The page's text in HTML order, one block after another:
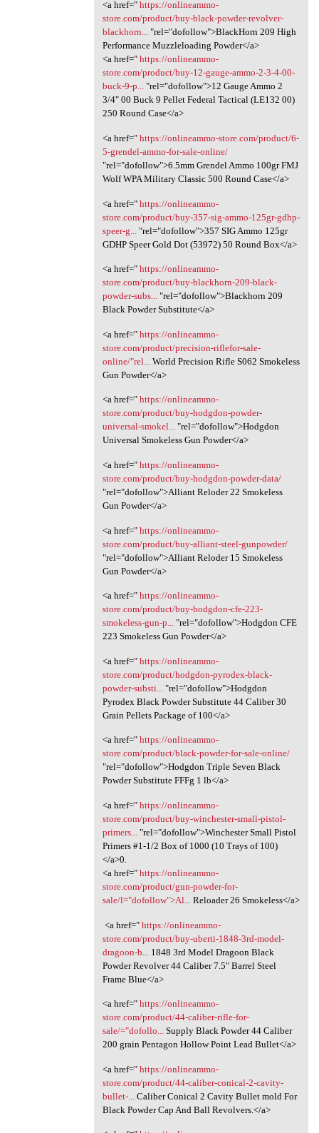
<a href=" https://onlineammo-
store.com/product/buy-black-powder-revolver-
blackhorn..."rel="dofollow">BlackHorn 209 High
Performance Muzzleloading Powder</a>
<a href=" https://onlineammo-
store.com/product/buy-12-gauge-ammo-2-3-4-00-
buck-9-p..."rel="dofollow">12 Gauge Ammo 2
3/4" 00 Buck 9 Pellet Federal Tactical (LE132 00)
250 Round Case</a>
<a href=" https://onlineammo-store.com/product/6-
5-grendel-ammo-for-sale-online/
"rel="dofollow">6.5mm Grendel Ammo 100gr FMJ
Wolf WPA Military Classic 500 Round Case</a>
<a href=" https://onlineammo-
store.com/product/buy-357-sig-ammo-125gr-gdhp-
speer-g...
"rel="dofollow">357 SIG Ammo 125gr
GDHP Speer Gold Dot (53972) 50 Round Box</a>
<a href=" https://onlineammo-
store.com/product/buy-blackhorn-209-black-
powder-subs..."rel="dofollow">Blackhorn 209
Black Powder Substitute</a>
<a href=" https://onlineammo-
store.com/product/precision-riflefor-sale-
online/"rel...
World Precision Rifle S062 Smokeless
Gun Powder</a>
<a href=" https://onlineammo-
store.com/product/buy-hodgdon-powder-
universal-smokel..."rel="dofollow">Hodgdon
Universal Smokeless Gun Powder</a>
<a href=" https://onlineammo-
store.com/product/buy-hodgdon-powder-data/
"rel="dofollow">Alliant Reloder 22 Smokeless
Gun Powder</a>
<a href=" https://onlineammo-
store.com/product/buy-alliant-steel-gunpowder/
"rel="dofollow">Alliant Reloder 15 Smokeless
Gun Powder</a>
<a href=" https://onlineammo-
store.com/product/buy-hodgdon-cfe-223-
smokeless-gun-p..."rel="dofollow">Hodgdon CFE
223 Smokeless Gun Powder</a>
<a href=" https://onlineammo-
store.com/product/hodgdon-pyrodex-black-
powder-substi...
"rel="dofollow">Hodgdon
Pyrodex Black Powder Substitute 44 Caliber 30
Grain Pellets Package of 100</a>
<a href=" https://onlineammo-
store.com/product/black-powder-for-sale-online/
"rel="dofollow">Hodgdon Triple Seven Black
Powder Substitute FFFg 1 lb</a>
<a href=" https://onlineammo-
store.com/product/buy-winchester-small-pistol-
primers...
"rel="dofollow">Winchester Small Pistol
Primers #1-1/2 Box of 1000 (10 Trays of 100)
</a>0.
<a href=" https://onlineammo-
store.com/product/gun-powder-for-
sale/l="dofollow">Al...
Reloader 26 Smokeless</a>
<a href=" https://onlineammo-
store.com/product/buy-uberti-1848-3rd-model-
dragoon-b...
1848 3rd Model Dragoon Black
Powder Revolver 44 Caliber 7.5" Barrel Steel
Frame Blue</a>
<a href=" https://onlineammo-
store.com/product/44-caliber-rifle-for-
sale/="dofollo...Supply Black Powder 44 Caliber
200 grain Pentagon Hollow Point Lead Bullet</a>
<a href=" https://onlineammo-
store.com/product/44-caliber-conical-2-cavity-
bullet-...
Caliber Conical 2 Cavity Bullet mold For
Black Powder Cap And Ball Revolvers.</a>